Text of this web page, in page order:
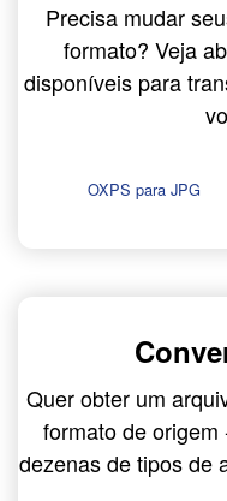
Precisa mudar
formato? Veja
disponíveis para
OXPS para JPG
Quer obter um
formato de
dezenas de tipos de